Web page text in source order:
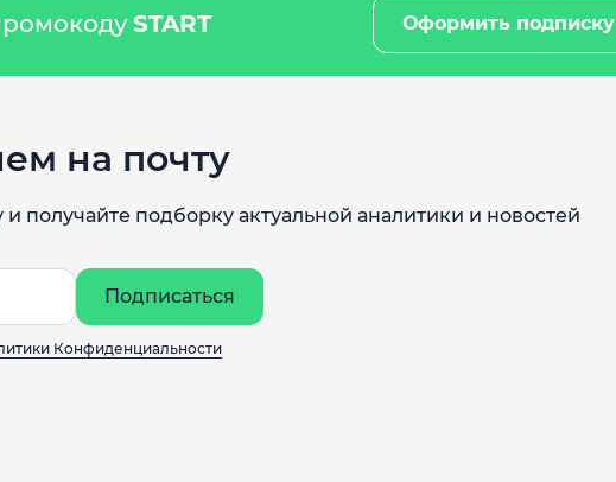
START Оформить подписку
на почту
подборку актуальной аналитики и новостей
Подписаться
Конфиденциальности